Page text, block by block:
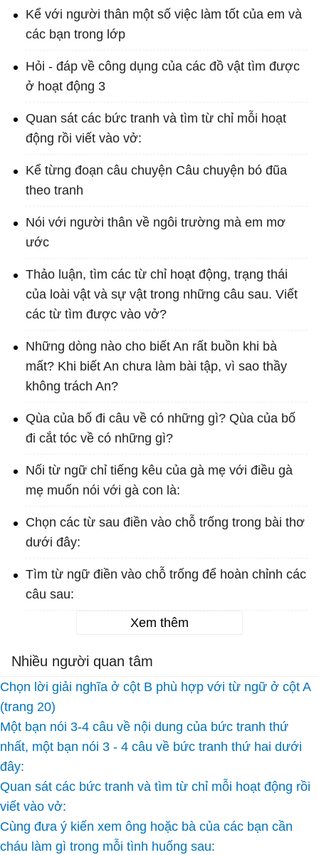
Kể với người thân một số việc làm tốt của em và
các bạn trong lớp
Hỏi - đáp về công dụng của các đồ vật tìm được
ở hoạt động 3
Quan sát các bức tranh và tìm từ chỉ mỗi hoạt
động rồi viết vào vở:
Kể từng đoạn câu chuyện Câu chuyện bó đũa
theo tranh
Nói với người thân về ngôi trường mà em mơ
ước
Thảo luận, tìm các từ chỉ hoạt động, trạng thái
của loài vật và sự vật trong những câu sau. Viết
các từ tìm được vào vở?
Những dòng nào cho biết An rất buồn khi bà
mất? Khi biết An chưa làm bài tập, vì sao thầy
không trách An?
Qùa của bố đi câu về có những gì? Qùa của bố
đi cắt tóc về có những gì?
Nối từ ngữ chỉ tiếng kêu của gà mẹ với điều gà
mẹ muốn nói với gà con là:
Chọn các từ sau điền vào chỗ trống trong bài thơ
dưới đây:
Tìm từ ngữ điền vào chỗ trống để hoàn chỉnh các
câu sau:
Xem thêm
Nhiều người quan tâm
Chọn lời giải nghĩa ở cột B phù hợp với từ ngữ ở cột A
(trang 20)
Một bạn nói 3-4 câu về nội dung của bức tranh thứ
nhất, một bạn nói 3 - 4 câu về bức tranh thứ hai dưới
đây:
Quan sát các bức tranh và tìm từ chỉ mỗi hoạt động rồi
viết vào vở:
Cùng đưa ý kiến xem ông hoặc bà của các bạn cần
cháu làm gì trong mỗi tình huống sau: